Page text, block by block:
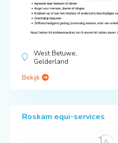
West Betuwe,
Gelderland
Bekijk
Roskam equi-services